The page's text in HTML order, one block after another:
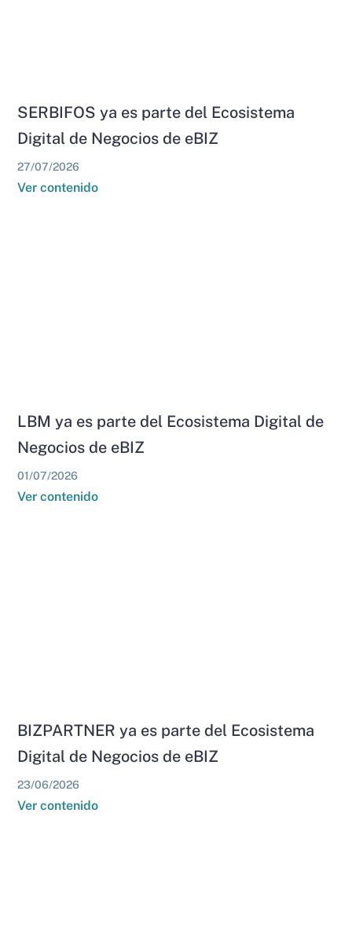
SERBIFOS ya es parte del Ecosistema
Digital de Negocios de eBIZ
27/07/2026
Ver contenido
LBM ya es parte del Ecosistema Digital de
Negocios de eBIZ
01/07/2026
Ver contenido
BIZPARTNER ya es parte del Ecosistema
Digital de Negocios de eBIZ
23/06/2026
Ver contenido